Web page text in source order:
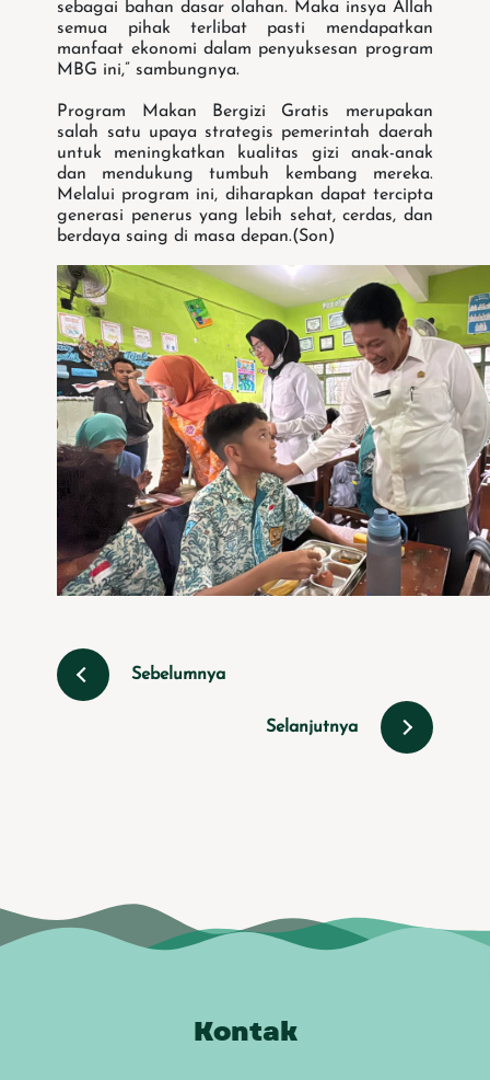
sebagai bahan dasar olahan. Maka insya Allah
semua pihak terlibat pasti mendapatkan
manfaat ekonomi dalam penyuksesan program
MBG ini,” sambungnya.
Program Makan Bergizi Gratis merupakan
salah satu upaya strategis pemerintah daerah
untuk meningkatkan kualitas gizi anak-anak
dan mendukung tumbuh kembang mereka.
Melalui program ini, diharapkan dapat tercipta
generasi penerus yang lebih sehat, cerdas, dan
berdaya saing di masa depan.(Son)
Sebelumnya
Selanjutnya
Kontak